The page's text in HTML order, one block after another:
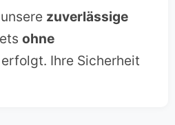
zuverlässige
ohne
erfolgt. Ihre Sicherheit